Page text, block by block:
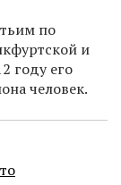
по
и
году его
человек.